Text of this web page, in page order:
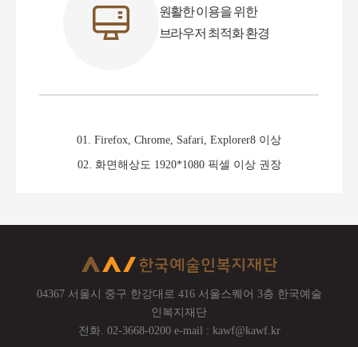
원활한 이용을 위한
브라우저 최적화 환경
01. Firefox, Chrome, Safari, Explorer8 이상
02. 화면해상도 1920*1080 픽셀 이상 권장
04367 서울시 중구 한강대로 416 서울스퀘어 3층 한국예술
인복지재단
전화. 02-3668-0200 e-mail : kawf@kawf.kr